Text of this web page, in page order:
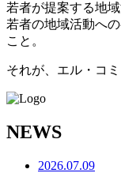
若者が提案する地
若者の地域活動へ
こと。
それが、エル・コ
NEWS
2026.07.09